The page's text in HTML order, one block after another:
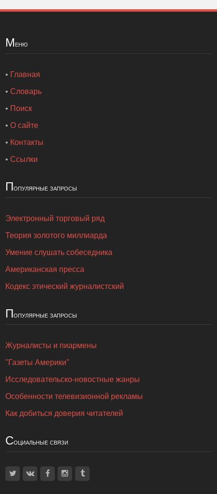
Меню
• Главная
•Словарь
• Поиск
•О сайте
• Контакты
•Ссылки
Популярные запросы
Электронный торговый ряд
Теория золотого миллиарда
Умение слушать собеседника
Американская пресса
Кодекс этический журналистский
Популярные запросы
Журналисты и пиармены
"Газеты Америки"
Исследовательско-новостные жанры
Особенности телевизионной рекламы
Как добиться доверия читателей
Социальные связи